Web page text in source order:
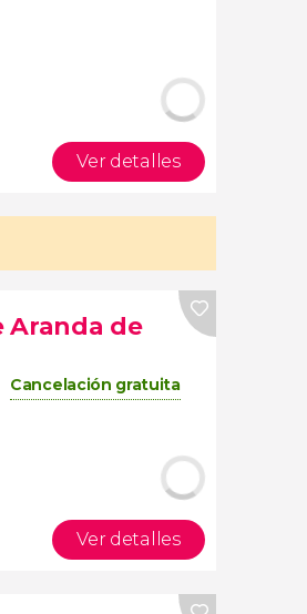
Ver detalles
Aranda de
Cancelación gratuita
Ver detalles